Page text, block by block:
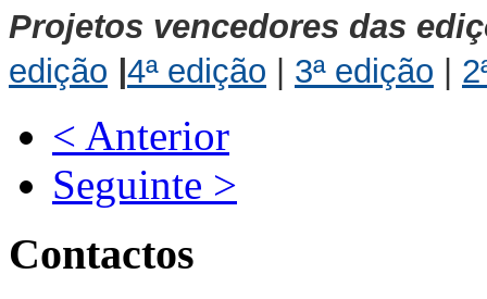
Projetos vencedores das
edição |4ª edição | 3ª edição |
< Anterior
Seguinte >
Contactos